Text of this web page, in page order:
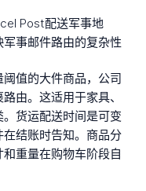
Post配送军事地
事邮件路由的复杂性
值的大件商品，公司
由。这适用于家具、
货运配送时间是可变
结账时告知。商品分
重量在购物车阶段自